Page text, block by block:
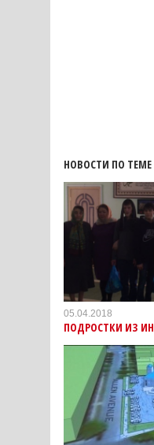
НОВОСТИ ПО ТЕМЕ
05.04.2018
ПОДРОСТКИ ИЗ